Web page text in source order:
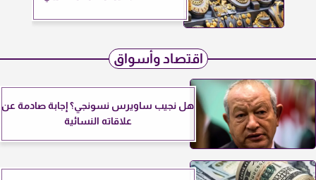
اقتصاد وأسواق
هل نجيب ساويرس نسونجي؟ إجابة صادمة عن
علاقاته النسائية